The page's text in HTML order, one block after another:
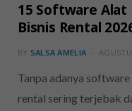
15 Software
Bisnis Rental
BY SALSA AMELIA
Tanpa adanya
rental sering terjebak